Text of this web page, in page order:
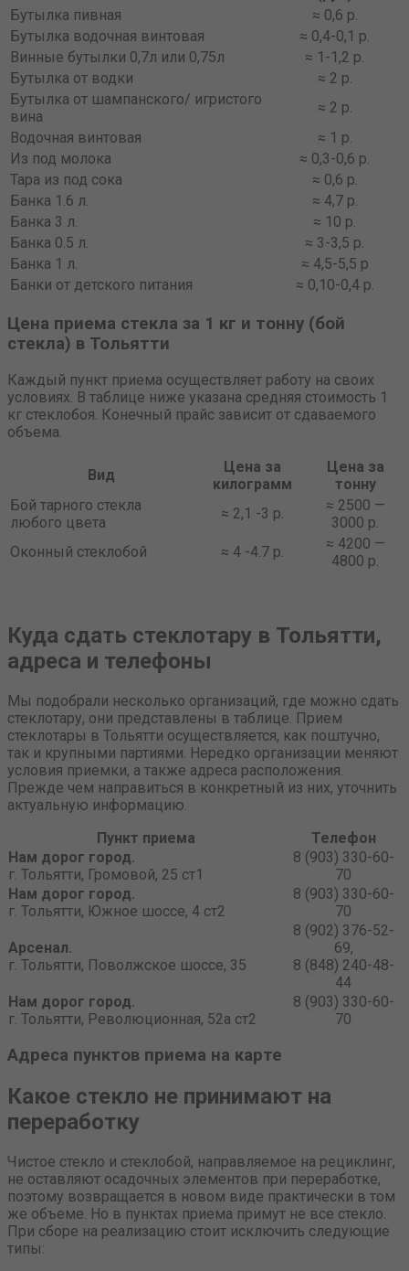
Бутылка пивная
≈ 0,6 р.
Бутылка водочная винтовая
≈ 0,4-0,1 р.
Винные бутылки 0,7л или 0,75л
≈ 1-1,2 р.
Бутылка от водки
≈ 2 р.
Бутылка от шампанского/ игристого
вина
≈ 2 р.
Водочная винтовая
≈ 1 р.
Из под молока
≈ 0,3-0,6 р.
Тара из под сока
≈ 0,6 р.
Банка 1.6 л.
≈ 4,7 р.
Банка 3 л.
≈ 10 р.
Банка 0.5 л.
≈ 3-3,5 р.
Банка 1 л.
≈ 4,5-5,5 р
Банки от детского питания
≈ 0,10-0,4 р.
Цена приема стекла за 1 кг и тонну (бой
стекла) в Тольятти
Каждый пункт приема осуществляет работу на своих
условиях. В таблице ниже указана средняя стоимость 1
кг стеклобоя. Конечный прайс зависит от сдаваемого
объема.
Вид
Цена за
килограмм
Цена за
тонну
Бой тарного стекла
любого цвета
≈ 2,1 -3 р.
≈ 2500 —
3000 р.
Оконный стеклобой
≈ 4 -4.7 р.
≈ 4200 —
4800 р.
Куда сдать стеклотару в Тольятти,
адреса и телефоны
Мы подобрали несколько организаций, где можно сдать
стеклотару, они представлены в таблице. Прием
стеклотары в Тольятти осуществляется, как поштучно,
так и крупными партиями. Нередко организации меняют
условия приемки, а также адреса расположения.
Прежде чем направиться в конкретный из них, уточнить
актуальную информацию.
Пункт приема
Телефон
Нам дорог город.
г. Тольятти, Громовой, 25 ст1
8 (903) 330-60-
70
Нам дорог город.
г. Тольятти, Южное шоссе, 4 ст2
8 (903) 330-60-
70
Арсенал.
г. Тольятти, Поволжское шоссе, 35
8 (902) 376-52-
69,
8 (848) 240-48-
44
Нам дорог город.
г. Тольятти, Революционная, 52а ст2
8 (903) 330-60-
70
Адреса пунктов приема на карте
Какое стекло не принимают на
переработку
Чистое стекло и стеклобой, направляемое на рециклинг,
не оставляют осадочных элементов при переработке,
поэтому возвращается в новом виде практически в том
же объеме. Но в пунктах приема примут не все стекло.
При сборе на реализацию стоит исключить следующие
типы: